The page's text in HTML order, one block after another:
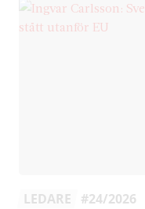
LEDARE #24/2026